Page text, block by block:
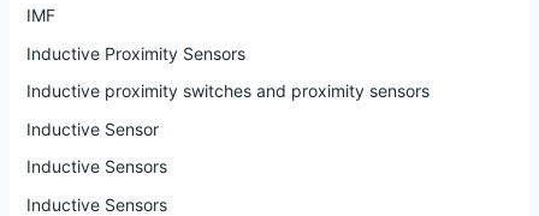
IMF
Inductive Proximity Sensors
Inductive proximity switches and proximity sensors
Inductive Sensor
Inductive Sensors
Inductive Sensors